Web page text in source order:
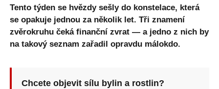
Tento týden se hvězdy sešly do konstelace, která
se opakuje jednou za několik let. Tři znamení
zvěrokruhu čeká finanční zvrat — a jedno z nich by
na takový seznam zařadil opravdu málokdo.
Chcete objevit sílu bylin a rostlin?